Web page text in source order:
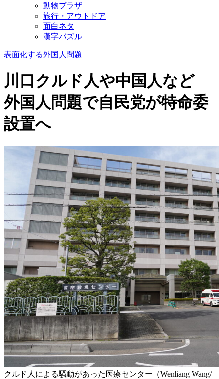
動物プラザ
旅行・アウトドア
面白ネタ
漢字パズル
表面化する外国人問題
川口クルド人や中国人など
外国人問題で自民党が特命委
設置へ
クルド人による騒動があった医療センター（Wenliang Wang/